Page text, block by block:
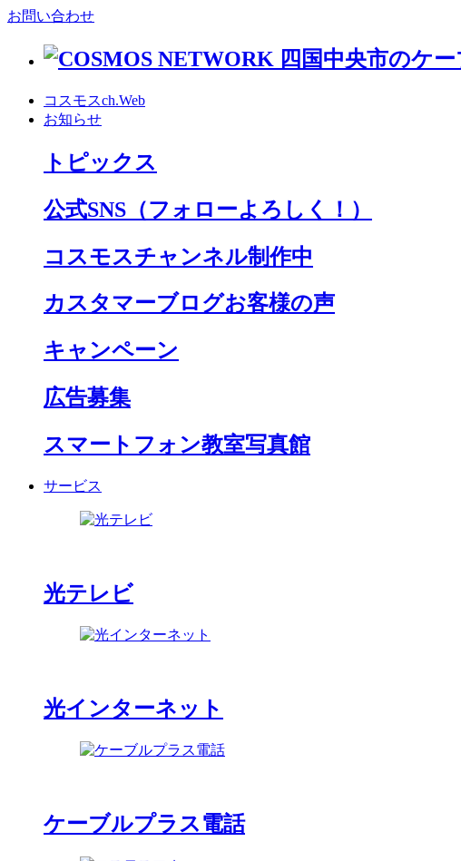
お問い合わせ
コスモスch.Web
お知らせ
トピックス
公式SNS （フォローよろしく！）
コスモスチャンネル制作中
カスタマーブログお客様の声
キャンペーン
広告募集
スマートフォン教室写真館
サービス
光テレビ
光インターネット
ケーブルプラス電話